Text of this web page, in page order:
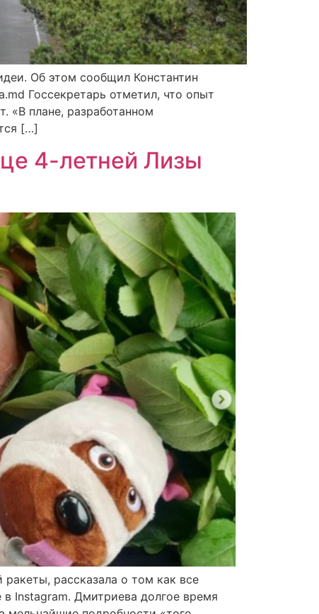
Об этом сообщил Константин
Госсекретарь отметил, что опыт
«В плане, разработанном
[…]
4-летней Лизы
рассказала о том как все
Instagram. Дмитриева долгое время